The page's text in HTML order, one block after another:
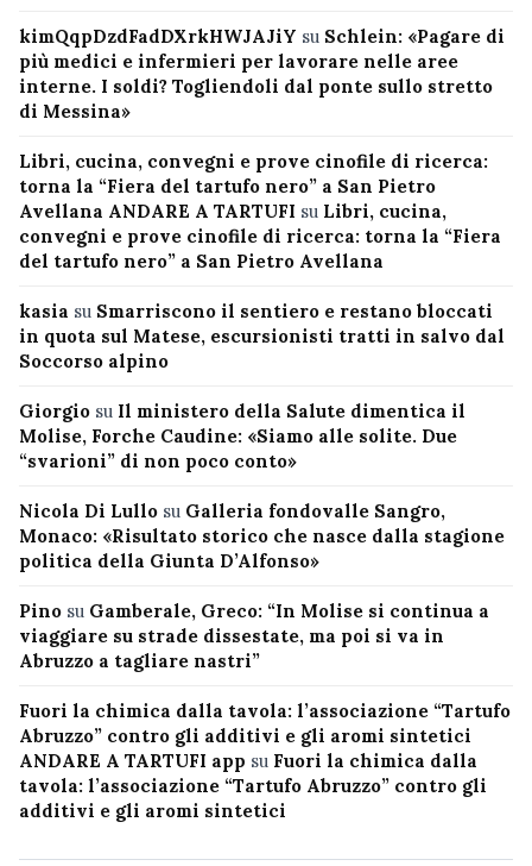
kimQqpDzdFadDXrkHWJAJiY su Schlein: «Pagare di
più medici e infermieri per lavorare nelle aree
interne. I soldi? Togliendoli dal ponte sullo stretto
di Messina»
Libri, cucina, convegni e prove cinofile di ricerca:
torna la “Fiera del tartufo nero” a San Pietro
Avellana ANDARE A TARTUFI su Libri, cucina,
convegni e prove cinofile di ricerca: torna la “Fiera
del tartufo nero” a San Pietro Avellana
kasia su Smarriscono il sentiero e restano bloccati
in quota sul Matese, escursionisti tratti in salvo dal
Soccorso alpino
Giorgio su Il ministero della Salute dimentica il
Molise, Forche Caudine: «Siamo alle solite. Due
“svarioni” di non poco conto»
Nicola Di Lullo su Galleria fondovalle Sangro,
Monaco: «Risultato storico che nasce dalla stagione
politica della Giunta D’Alfonso»
Pino su Gamberale, Greco: “In Molise si continua a
viaggiare su strade dissestate, ma poi si va in
Abruzzo a tagliare nastri”
Fuori la chimica dalla tavola: l’associazione “Tartufo
Abruzzo” contro gli additivi e gli aromi sintetici
ANDARE A TARTUFI app su Fuori la chimica dalla
tavola: l’associazione “Tartufo Abruzzo” contro gli
additivi e gli aromi sintetici